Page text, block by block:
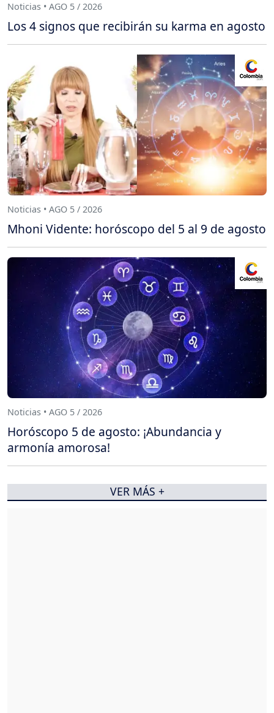
Noticias • AGO 5 / 2026
Los 4 signos que recibirán su karma en agosto
Noticias • AGO 5 / 2026
Mhoni Vidente: horóscopo del 5 al 9 de agosto
Noticias • AGO 5 / 2026
Horóscopo 5 de agosto: ¡Abundancia y
armonía amorosa!
VER MÁS +